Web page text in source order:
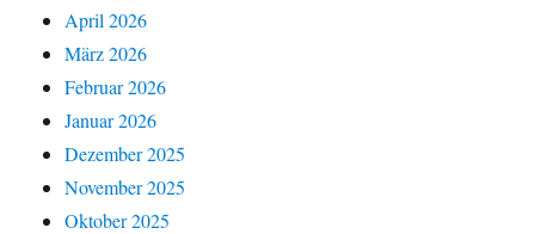
April 2026
März 2026
Februar 2026
Januar 2026
Dezember 2025
November 2025
Oktober 2025